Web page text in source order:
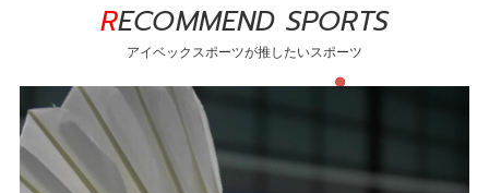
RECOMMEND SPORTS
アイベックスポーツが推したいスポーツ